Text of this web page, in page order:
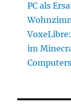
PC als
im